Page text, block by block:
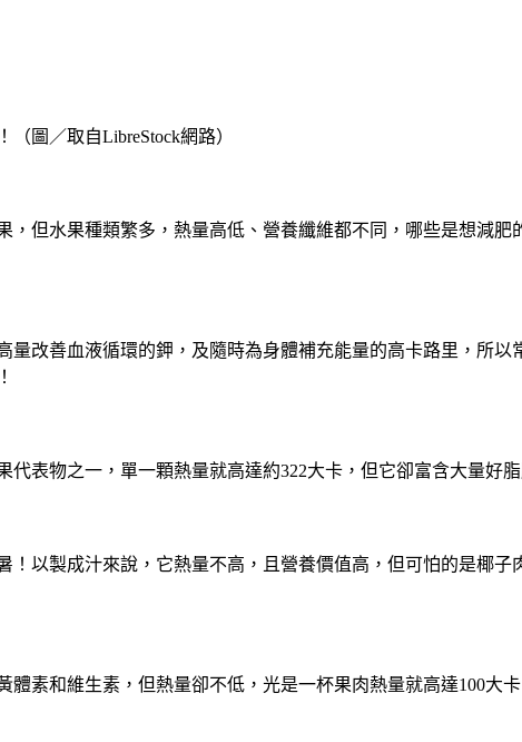
圖／取自LibreStock網路）
，但水果種類繁多，熱量高低、營養纖維都不同，哪些是想減
量改善血液循環的鉀，及隨時為身體補充能量的高卡路里，所
代表物之一，單一顆熱量就高達約322大卡，但它卻富含大量好
！以製成汁來說，它熱量不高，且營養價值高，但可怕的是椰
體素和維生素，但熱量卻不低，光是一杯果肉熱量就高達100大